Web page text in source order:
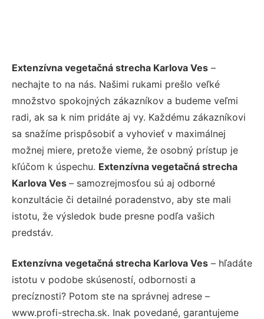
Extenzívna vegetačná strecha Karlova Ves –
nechajte to na nás. Našimi rukami prešlo veľké
množstvo spokojných zákazníkov a budeme veľmi
radi, ak sa k nim pridáte aj vy. Každému zákazníkovi
sa snažíme prispôsobiť a vyhovieť v maximálnej
možnej miere, pretože vieme, že osobný prístup je
kľúčom k úspechu. Extenzívna vegetačná strecha
Karlova Ves – samozrejmosťou sú aj odborné
konzultácie či detailné poradenstvo, aby ste mali
istotu, že výsledok bude presne podľa vašich
predstáv.
Extenzívna vegetačná strecha Karlova Ves – hľadáte
istotu v podobe skúseností, odbornosti a
precíznosti? Potom ste na správnej adrese –
www.profi-strecha.sk. Inak povedané, garantujeme